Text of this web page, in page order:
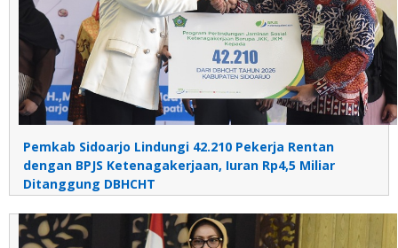
Pemkab Sidoarjo Lindungi 42.210 Pekerja Rentan
dengan BPJS Ketenagakerjaan, Iuran Rp4,5 Miliar
Ditanggung DBHCHT